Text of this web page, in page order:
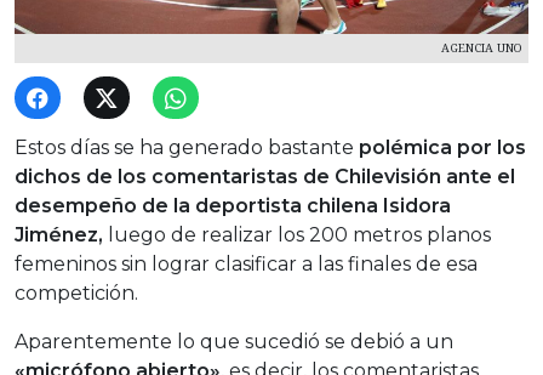
AGENCIA UNO
Estos días se ha generado bastante polémica por los
dichos de los comentaristas de Chilevisión ante el
desempeño de la deportista chilena Isidora
Jiménez, luego de realizar los 200 metros planos
femeninos sin lograr clasificar a las finales de esa
competición.
Aparentemente lo que sucedió se debió a un